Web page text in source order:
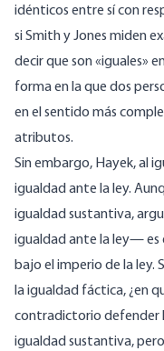
idénticos entre sí con
si Smith y Jones miden
decir que son «iguales»
forma en la que dos
en el sentido más
atributos.
Sin embargo, Hayek, al
igualdad ante la ley.
igualdad sustantiva,
igualdad ante la ley— es
bajo el imperio de la ley.
la igualdad fáctica, ¿en
contradictorio defender
igualdad sustantiva,